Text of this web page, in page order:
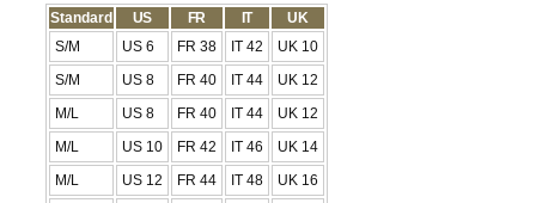
Standard US FR IT
UK
S/M
US 6 FR 38 IT 42
UK 10
S/M
US 8 FR 40 IT 44
UK 12
M/L
US 8 FR 40 IT 44
UK 12
M/L
US 10 FR 42 IT 46
UK 14
M/L
US 12 FR 44 IT 48
UK 16